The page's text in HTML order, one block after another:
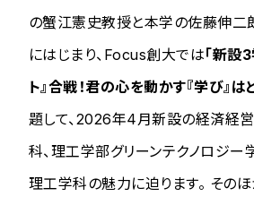
の蟹江憲史教授と本学の佐藤伸二
にはじまり、Focus創大では「新設
ト』合戦！君の心を動かす『学び』は
題して、2026年4月新設の経済経
科、理工学部グリーンテクノロジー
理工学科の魅力に迫ります。 その